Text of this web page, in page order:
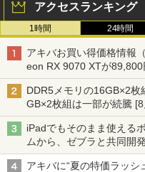
アクセスランキング
1時間 24時間
アキバお買い得価格情報
eon RX 9070 XTが89,800
ニターが9,801円、暑さ
DDR5メモリの16GB×2
GB×2枚組は一部が続騰
iPadでもそのまま使える
ムから、ゼブラと共同開発
アキバに“夏の特価ラッシ